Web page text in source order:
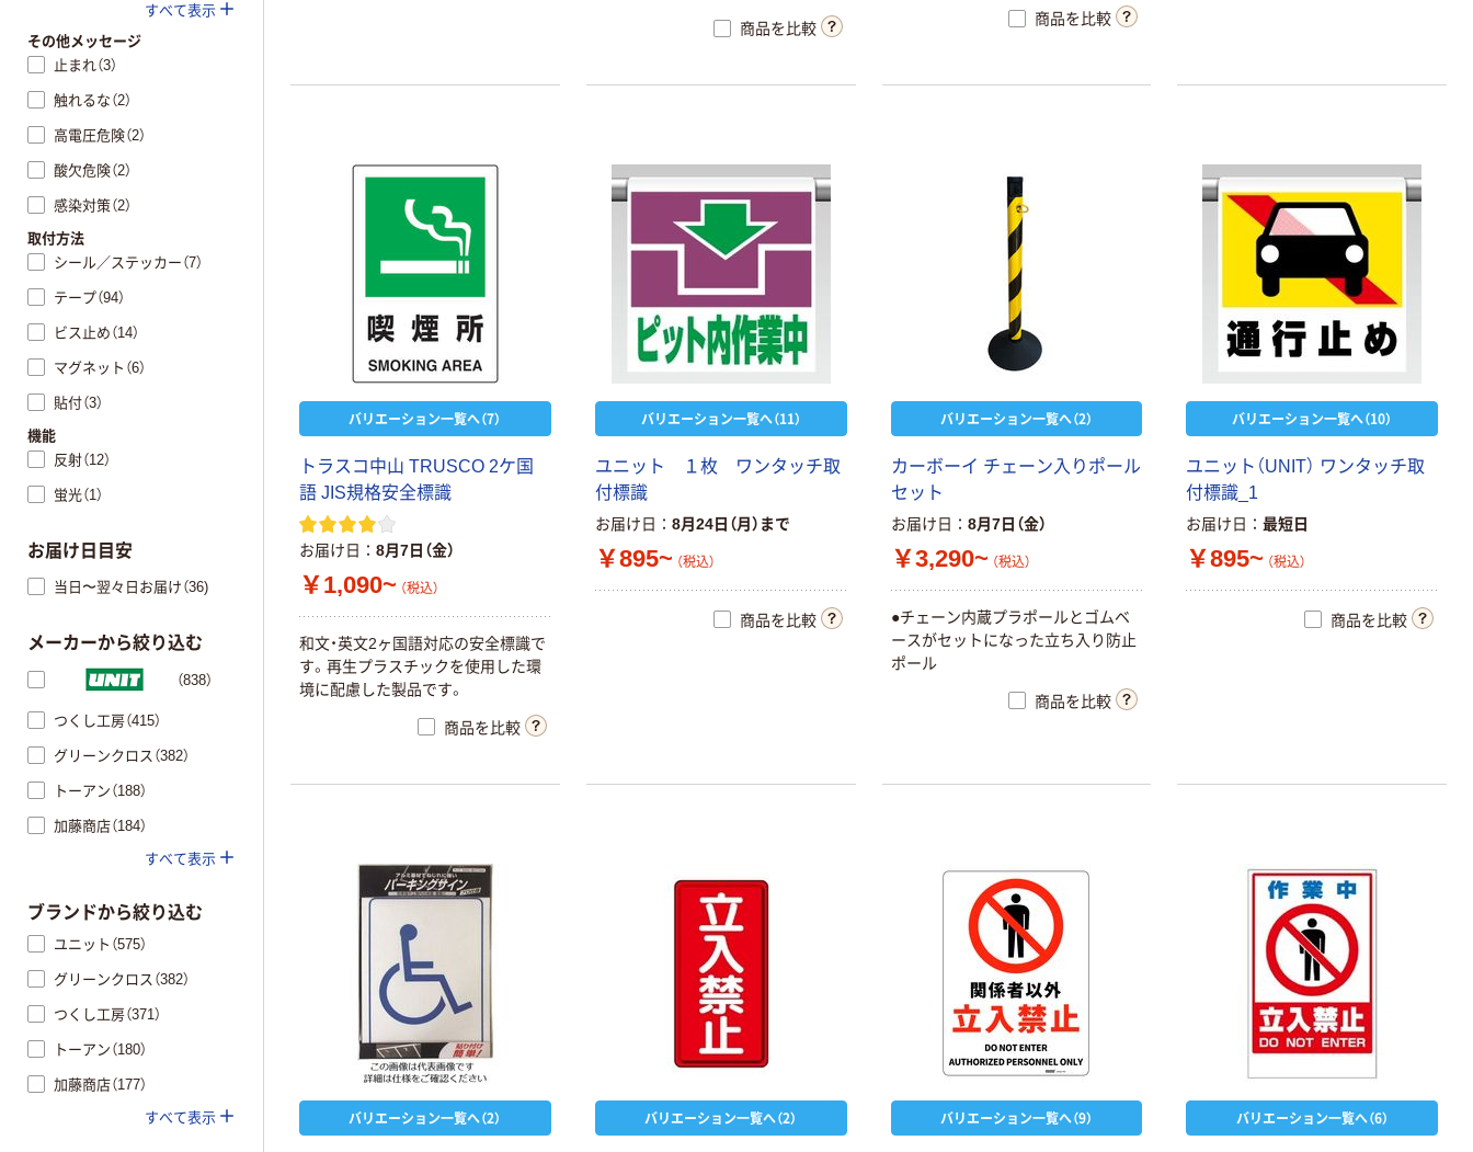
商品を比較
商品を比較
バリエーション一覧へ（7）
トラスコ中山 TRUSCO 2ケ国
語 JIS規格安全標識
お届け日 8月7日（金）
￥1,090~ （税込）
和文・英文2ヶ国語対応の安全標識で
す。再生プラスチックを使用した環
境に配慮した製品です。
商品を比較
バリエーション一覧へ（11）
ユニット １枚 ワンタッチ取
付標識
お届け日 8月24日（月）まで
￥895~ （税込）
商品を比較
バリエーション一覧へ（2）
カーボーイ チェーン入りポール
セット
お届け日 8月7日（金）
￥3,290~ （税込）
●チェーン内蔵プラポールとゴムベ
ースがセットになった立ち入り防止
ポール
商品を比較
バリエーション一覧へ（10）
ユニット（UNIT） ワンタッチ取
付標識_1
お届け日 最短日
￥895~ （税込）
商品を比較
バリエーション一覧へ（2） バリエーション一覧へ（2） バリエーション一覧へ（9） バリエーション一覧へ（6）
すべて表示
その他メッセージ
止まれ（3）
触れるな（2）
高電圧危険（2）
酸欠危険（2）
感染対策（2）
取付方法
シール／ステッカー（7）
テープ（94）
ビス止め（14）
マグネット（6）
貼付（3）
機能
反射（12）
蛍光（1）
お届け日目安
当日〜翌々日お届け（36)
メーカーから絞り込む
（838）
つくし工房（415）
グリーンクロス（382）
トーアン（188）
加藤商店（184）
すべて表示
ブランドから絞り込む
ユニット（575）
グリーンクロス（382）
つくし工房（371）
トーアン（180）
加藤商店（177）
すべて表示